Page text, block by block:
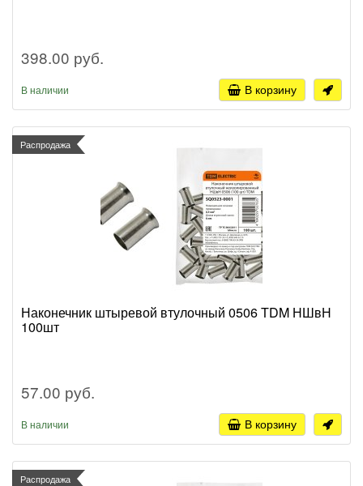
398.00 руб.
В наличии В корзину
Распродажа
Наконечник штыревой втулочный 0506 TDM НШвН
100шт
57.00 руб.
В наличии В корзину
Распродажа